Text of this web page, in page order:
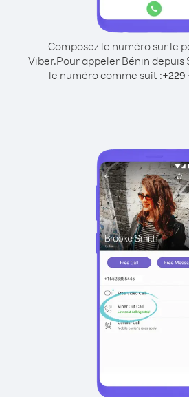
Composez le numéro sur le
Viber.Pour appeler Bénin depuis
le numéro comme suit :+229